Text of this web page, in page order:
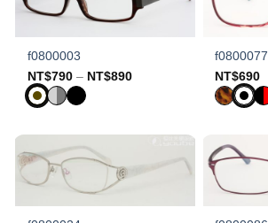
f0800003
NT$790 – NT$890Price
range:
f0800077
NT$690